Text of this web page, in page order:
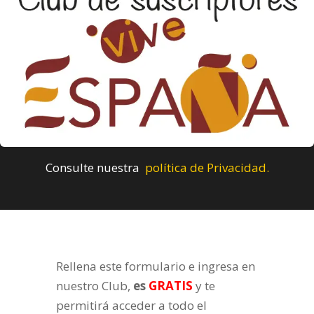
Consulte nuestra política de Privacidad.
Rellena este formulario e ingresa en
nuestro Club, es GRATIS y te
permitirá acceder a todo el